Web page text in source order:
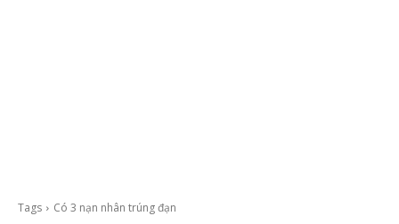
Tags Có 3 nạn nhân trúng đạn